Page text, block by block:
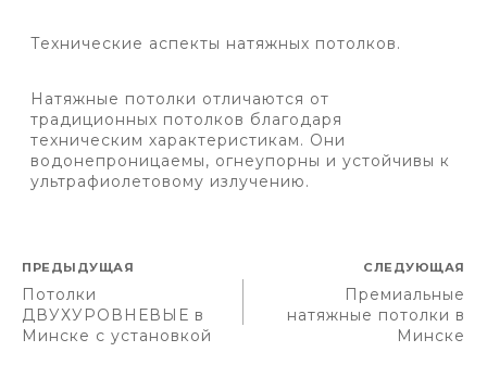
Технические аспекты натяжных потолков.
Натяжные потолки отличаются от
традиционных потолков благодаря
техническим характеристикам. Они
водонепроницаемы, огнеупорны и устойчивы к
ультрафиолетовому излучению.
НАВИГАЦИЯ
ПО
ЗАПИСЯМ
ПРЕДЫДУЩАЯ
Потолки
ДВУХУРОВНЕВЫЕ в
Минске с установкой
СЛЕДУЮЩАЯ
Премиальные
натяжные потолки в
Минске